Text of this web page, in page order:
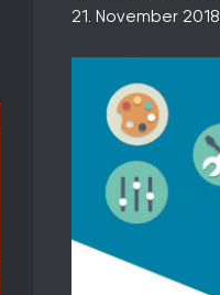
21. November 2018